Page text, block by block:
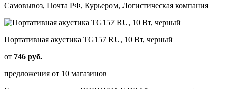
Самовывоз, Почта РФ, Курьером, Логистическая компания
Портативная акустика TG157 RU, 10 Вт, черный
от 746 руб.
предложения от 10 магазинов